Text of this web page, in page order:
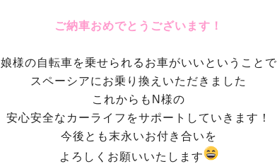
ご納車おめでとうございます！
娘様の自転車を乗せられるお車がいいということで
スペーシアにお乗り換えいただきました
これからもN様の
安心安全なカーライフをサポートしていきます！
今後とも末永いお付き合いを
よろしくお願いいたします